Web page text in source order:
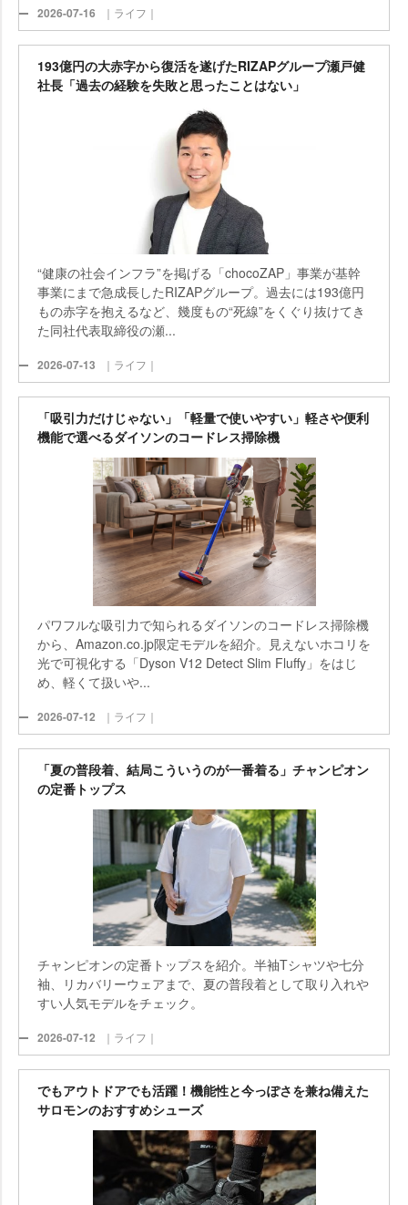
2026-07-16 ｜ライフ｜
193億円の大赤字から復活を遂げたRIZAPグループ瀬戸健
社長「過去の経験を失敗と思ったことはない」
“健康の社会インフラ”を掲げる「chocoZAP」事業が基幹
事業にまで急成長したRIZAPグループ。過去には193億円
もの赤字を抱えるなど、幾度もの“死線”をくぐり抜けてき
た同社代表取締役の瀬...
2026-07-13 ｜ライフ｜
「吸引力だけじゃない」「軽量で使いやすい」軽さや便利
機能で選べるダイソンのコードレス掃除機
パワフルな吸引力で知られるダイソンのコードレス掃除機
から、Amazon.co.jp限定モデルを紹介。見えないホコリを
光で可視化する「Dyson V12 Detect Slim Fluffy」をはじ
め、軽くて扱いや...
2026-07-12 ｜ライフ｜
「夏の普段着、結局こういうのが一番着る」チャンピオン
の定番トップス
チャンピオンの定番トップスを紹介。半袖Tシャツや七分
袖、リカバリーウェアまで、夏の普段着として取り入れ
すい人気モデルをチェック。
2026-07-12 ｜ライフ｜
でもアウトドアでも活躍！機能性と今っぽさを兼ね備えた
サロモンのおすすめシューズ